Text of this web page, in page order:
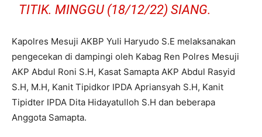
TITIK. MINGGU (18/12/22) SIANG.
Kapolres Mesuji AKBP Yuli Haryudo S.E melaksanakan
pengecekan di dampingi oleh Kabag Ren Polres Mesuji
AKP Abdul Roni S.H, Kasat Samapta AKP Abdul Rasyid
S.H, M.H, Kanit Tipidkor IPDA Apriansyah S.H, Kanit
Tipidter IPDA Dita Hidayatulloh S.H dan beberapa
Anggota Samapta.